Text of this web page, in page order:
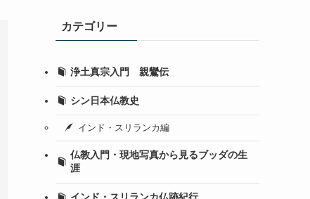
カテゴリー
浄土真宗入門 親鸞伝
シン日本仏教史
インド・スリランカ編
仏教入門・現地写真から見るブッダの生
涯